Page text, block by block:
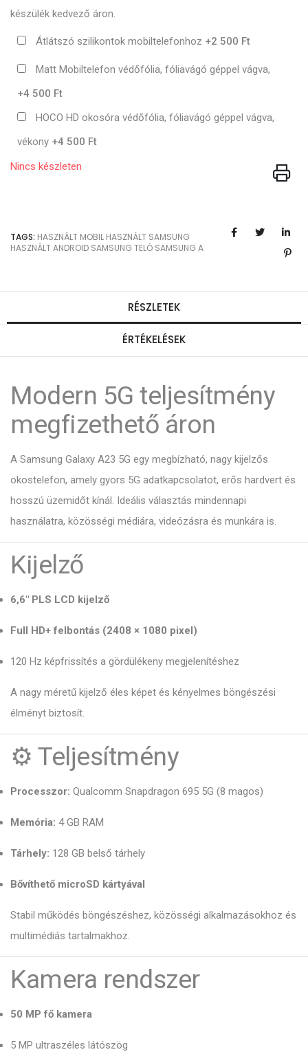
készülék kedvező áron.
Átlátszó szilikontok mobiltelefonhoz +2 500 Ft
Matt Mobiltelefon védőfólia, fóliavágó géppel vágva,
+4 500 Ft
HOCO HD okosóra védőfólia, fóliavágó géppel vágva,
vékony +4 500 Ft
Nincs készleten
TAGS: HASZNÁLT MOBIL HASZNÁLT SAMSUNG
HASZNÁLT ANDROID SAMSUNG TELÓ SAMSUNG A
RÉSZLETEK
ÉRTÉKELÉSEK
Modern 5G teljesítmény
megfizethető áron
A Samsung Galaxy A23 5G egy megbízható, nagy kijelzős
okostelefon, amely gyors 5G adatkapcsolatot, erős hardvert és
hosszú üzemidőt kínál. Ideális választás mindennapi
használatra, közösségi médiára, videózásra és munkára is.
Kijelző
6,6″ PLS LCD kijelző
Full HD+ felbontás (2408 × 1080 pixel)
120 Hz képfrissítés a gördülékeny megjelenítéshez
A nagy méretű kijelző éles képet és kényelmes böngészési
élményt biztosít.
⚙️ Teljesítmény
Processzor: Qualcomm Snapdragon 695 5G (8 magos)
Memória: 4 GB RAM
Tárhely: 128 GB belső tárhely
Bővíthető microSD kártyával
Stabil működés böngészéshez, közösségi alkalmazásokhoz és
multimédiás tartalmakhoz.
Kamera rendszer
50 MP fő kamera
5 MP ultraszéles látószög